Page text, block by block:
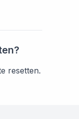
resetten.